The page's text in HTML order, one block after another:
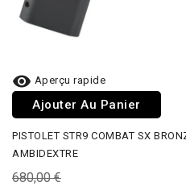
 Aperçu rapide
Ajouter Au Panier
PISTOLET STR9 COMBAT SX
AMBIDEXTRE
680,00 €